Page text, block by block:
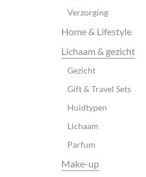
Verzorging
Home & Lifestyle
Lichaam & gezicht
Gezicht
Gift & Travel Sets
Huidtypen
Lichaam
Parfum
Make-up